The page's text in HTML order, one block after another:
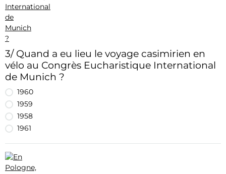
3/ Quand a eu lieu le voyage casimirien en
vélo au Congrès Eucharistique International
de Munich ?
1960
1959
1958
1961